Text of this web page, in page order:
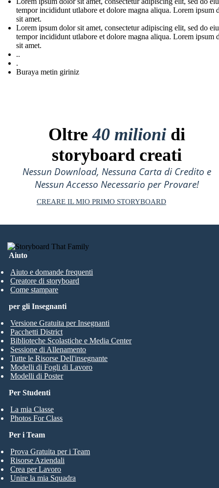
tempor incididunt utlabore et dolore magna aliqua. Lorem ipsum
sit amet.
Lorem ipsum dolor sit amet, consectetur adipiscing elit, sed do
tempor incididunt utlabore et dolore magna aliqua. Lorem ipsum
sit amet.
..
.
Buraya metin giriniz
Oltre40 milioni di
storyboard creati
Nessun Download, Nessuna Carta di Credito e
Nessun Accesso Necessario per Provare!
CREARE IL MIO PRIMO STORYBOARD
Aiuto
Aiuto e domande frequenti
Creatore di storyboard
Come stampare
Per Studenti
La mia Classe
Photos For Class
per gli Insegnanti
Versione Gratuita per Insegnanti
Pacchetti District
Biblioteche Scolastiche e Media Center
Sessione di Allenamento
Tutte le Risorse Dell'insegnante
Modelli di Fogli di Lavoro
Modelli di Poster
Per i Team
Prova Gratuita per i Team
Risorse Aziendali
Crea per Lavoro
Unire la mia Squadra